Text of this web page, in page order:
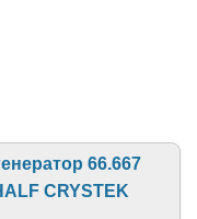
66.667
CRYSTEK